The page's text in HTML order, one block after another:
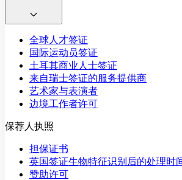
全球人才签证
国际运动员签证
土耳其商业人士签证
来自瑞士签证的服务提供商
艺术家与表演者
边境工作者许可
保荐人执照
担保证书
英国签证生物特征识别后的处理时
赞助许可